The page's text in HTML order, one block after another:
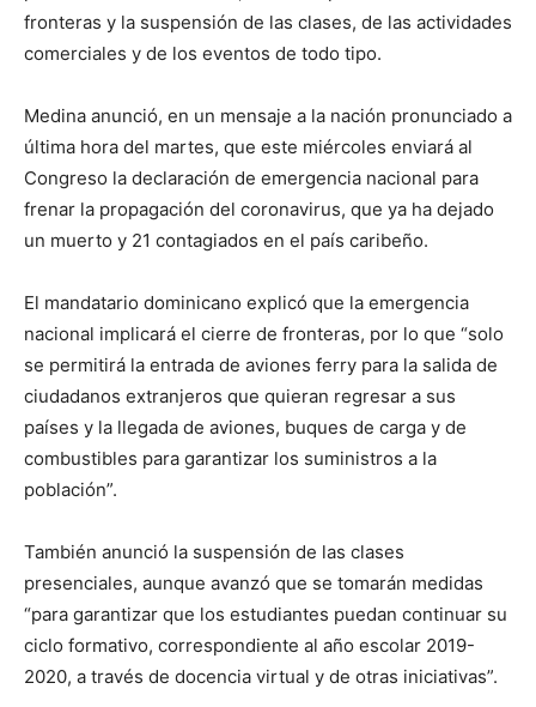
fronteras y la suspensión de las clases, de las actividades
comerciales y de los eventos de todo tipo.
Medina anunció, en un mensaje a la nación pronunciado a
última hora del martes, que este miércoles enviará al
Congreso la declaración de emergencia nacional para
frenar la propagación del coronavirus, que ya ha dejado
un muerto y 21 contagiados en el país caribeño.
El mandatario dominicano explicó que la emergencia
nacional implicará el cierre de fronteras, por lo que “solo
se permitirá la entrada de aviones ferry para la salida de
ciudadanos extranjeros que quieran regresar a sus
países y la llegada de aviones, buques de carga y de
combustibles para garantizar los suministros a la
población”.
También anunció la suspensión de las clases
presenciales, aunque avanzó que se tomarán medidas
“para garantizar que los estudiantes puedan continuar su
ciclo formativo, correspondiente al año escolar 2019-
2020, a través de docencia virtual y de otras iniciativas”.